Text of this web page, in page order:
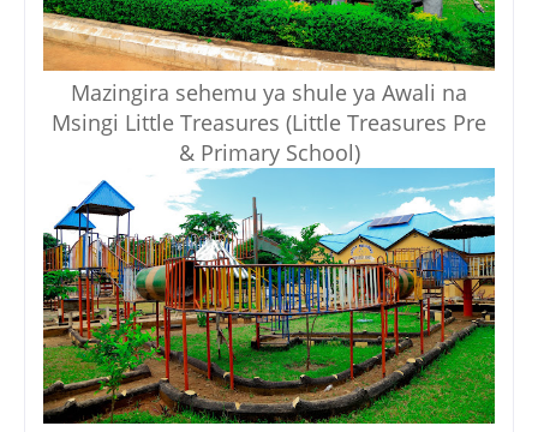
Mazingira sehemu ya shule ya Awali na
Msingi Little Treasures (Little Treasures Pre
& Primary School)